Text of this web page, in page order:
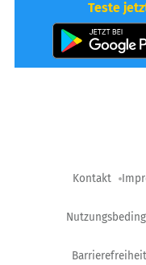
Teste
Kontakt